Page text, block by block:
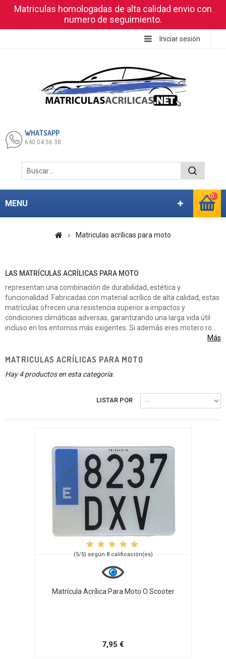
Matriculas homologadas de alta calidad envio con
numero de seguimiento.
Iniciar sesión
0
WHATSAPP
640 04 56 38
MENU
Matriculas acrílicas para moto
LAS MATRÍCULAS ACRÍLICAS PARA MOTO
representan una combinación de durabilidad, estética y
funcionalidad. Fabricadas con material acrílico de alta calidad, estas
matrículas ofrecen una resistencia superior a impactos y
condiciones climáticas adversas, garantizando una larga vida útil
incluso en los entornos más exigentes. Si además eres motero ro...
Más
MATRICULAS ACRÍLICAS PARA MOTO
Hay 4 productos en esta categoría.
LISTAR POR
(5/5) según 8 calificación(es)
Matrícula Acrílica Para Moto O Scooter
7,95 €